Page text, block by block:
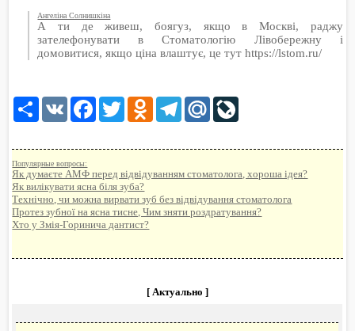
Ангеліна Солнишкіна
А ти де живеш, боягуз, якщо в Москві, раджу
зателефонувати в Стоматологію Лівобережну і
домовитися, якщо ціна влаштує, це тут https://lstom.ru/
Share VK Facebook
TwitterOdnoklassniki
TelegramMail.Ru
Популярные вопросы:
Як думаєте АМФ перед відвідуванням стоматолога, хороша ідея?
Як вилікувати ясна біля зуба?
Технічно, чи можна вирвати зуб без відвідування стоматолога
Протез зубної на ясна тисне, Чим зняти роздратування?
Хто у Змія-Горинича дантист?
[ Актуально ]